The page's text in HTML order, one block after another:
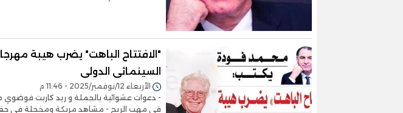
"الافتتاح الباهت" يضرب هيبة
السينمائى الدولى
الأربعاء 12/نوفمبر/2025 - 11:46 م
- دعوات عشوائية بالجملة و ريد كاربت فوضوي
فى مهب الريح - مشاهد مربكة ومخجلة فى حفل